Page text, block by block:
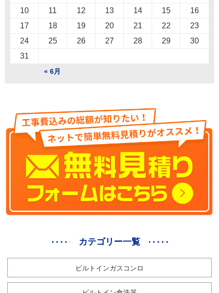
« 6月
10
11 12 13 14 15
16
17
18 19 20 21 22
23
24
25 26 27 28 29
30
31
カテゴリー一覧
ビルトインガスコンロ